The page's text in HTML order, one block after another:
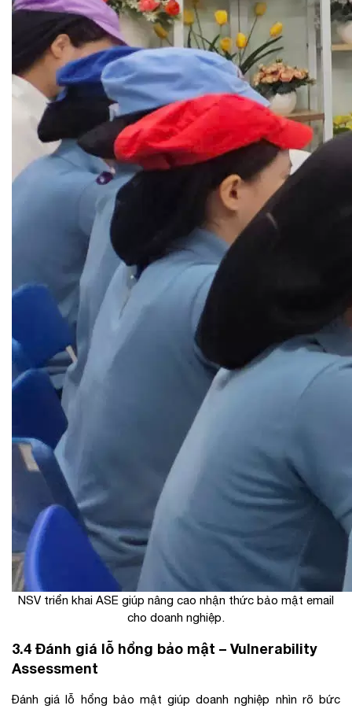
NSV triển khai ASE giúp nâng cao nhận thức bảo mật email
cho doanh nghiệp.
3.4 Đánh giá lỗ hổng bảo mật – Vulnerability
Assessment
Đánh giá lỗ hổng bảo mật giúp doanh nghiệp nhìn rõ bức